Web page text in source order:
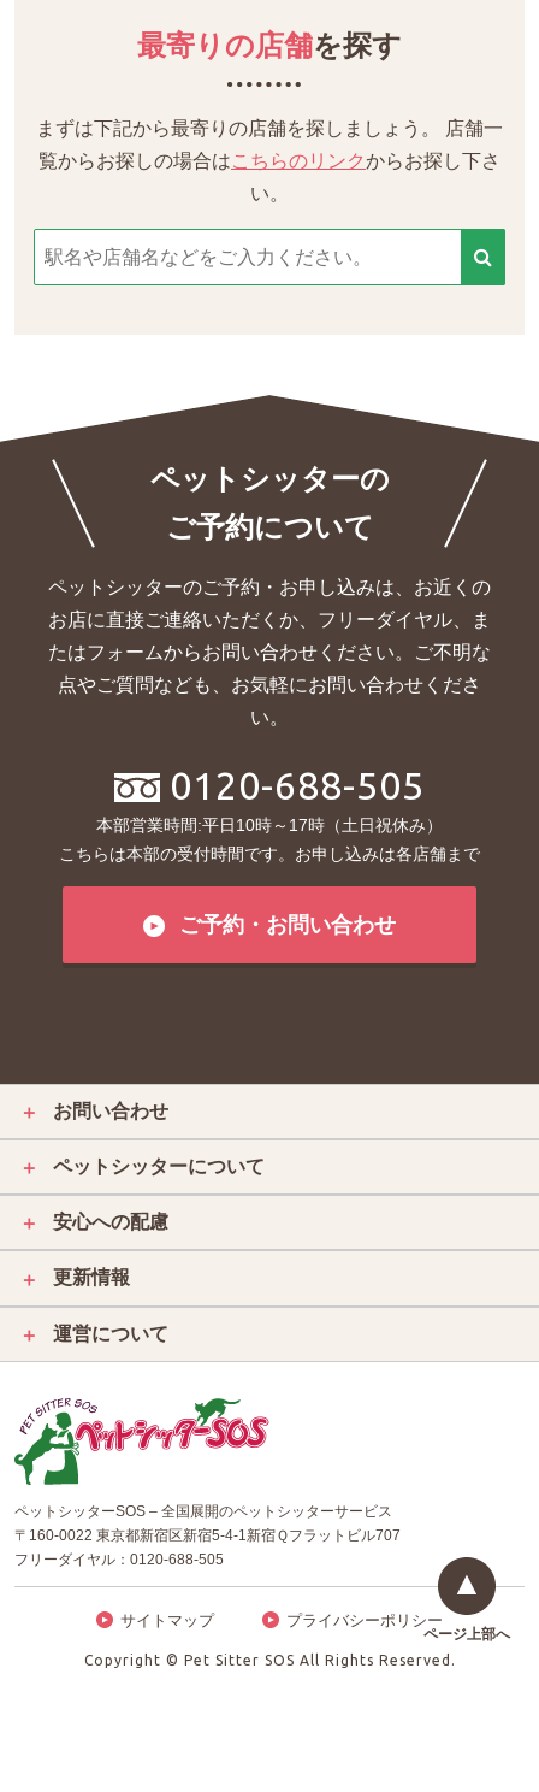
最寄りの店舗を探す
まずは下記から最寄りの店舗を探しましょう。
店舗一
覧からお探しの場合はこちらのリンクからお探し下さ
い。
ペットシッターの
ご予約について
ペットシッターのご予約・お申し込みは、お近くの
お店に直接ご連絡いただくか、 フリーダイヤル、ま
たはフォームからお問い合わせください。ご不明な
点やご質問なども、お気軽にお問い合わせくださ
い。
0120-688-505
本部営業時間:平日10時～17時（土日祝休み）
こちらは本部の受付時間です。お申し込みは各店舗まで
ご予約・お問い合わせ
＋ お問い合わせ
＋ ペットシッターについて
＋ 安心への配慮
＋ 更新情報
＋ 運営について
ペットシッターSOS – 全国展開のペットシッターサービス
〒160-0022 東京都新宿区新宿5-4-1新宿Ｑフラットビル707
フリーダイヤル： 0120-688-505
サイトマップ プライバシーポリシー
Copyright © Pet Sitter SOS All Rights Reserved.
ページ上部へ